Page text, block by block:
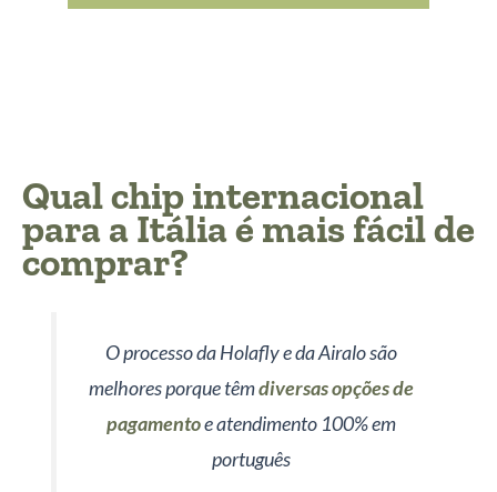
Qual chip internacional
para a Itália é mais fácil de
comprar?
O processo da Holafly e da Airalo são
melhores porque têmdiversas opções de
pagamentoe atendimento 100% em
português